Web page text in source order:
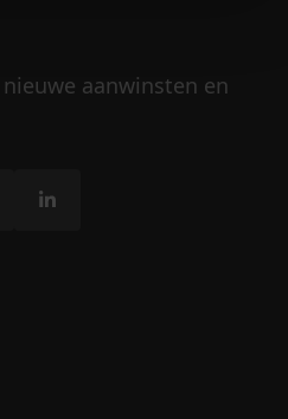
aanwinsten en